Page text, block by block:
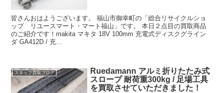
皆さんおはようございます。 福山市御幸町の「総合リサイクルショ
ップ リユースマート・マート福山」です。 本日２点目の買取商品
のご紹介です！makita マキタ 18V 100mm 充電式ディスクグライン
ダ GA412D / 充...
スタッフ買取ブログ
Ruedamann アルミ折りたたみ式
スロープ 耐荷重300kg / 足場工具
を買取させていただきました！